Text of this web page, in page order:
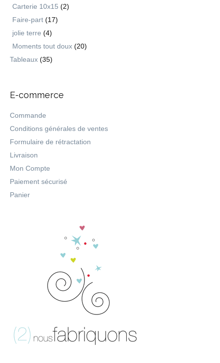
Carterie 10x15 (2)
Faire-part (17)
jolie terre (4)
Moments tout doux (20)
Tableaux (35)
E-commerce
Commande
Conditions générales de ventes
Formulaire de rétractation
Livraison
Mon Compte
Paiement sécurisé
Panier